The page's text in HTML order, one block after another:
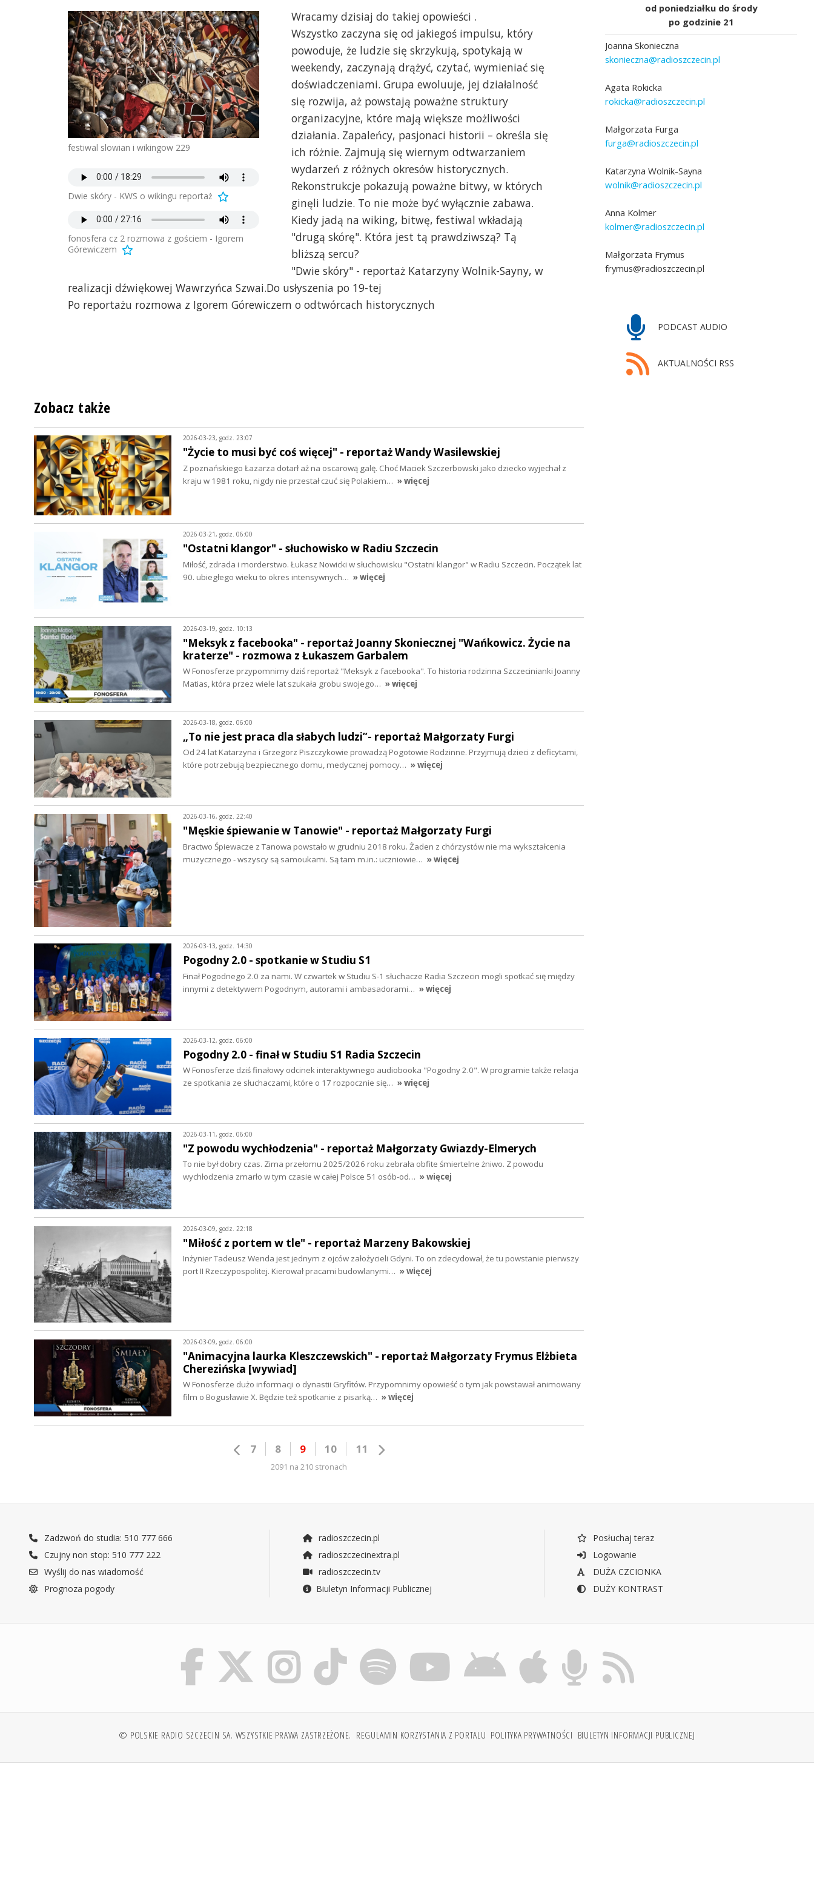
festiwal slowian i wikingow 229
Dwie skóry - KWS o wikingu reportaż
fonosfera cz 2 rozmowa z gościem - Igorem
Górewiczem
Wracamy dzisiaj do takiej opowieści .
Wszystko zaczyna się od jakiegoś impulsu, który
powoduje, że ludzie się skrzykują, spotykają w
weekendy, zaczynają drążyć, czytać, wymieniać się
doświadczeniami. Grupa ewoluuje, jej działalność
się rozwija, aż powstają poważne struktury
organizacyjne, które mają większe możliwości
działania. Zapaleńcy, pasjonaci historii – określa się
ich różnie. Zajmują się wiernym odtwarzaniem
wydarzeń z różnych okresów historycznych.
Rekonstrukcje pokazują poważne bitwy, w których
ginęli ludzie. To nie może być wyłącznie zabawa.
Kiedy jadą na wiking, bitwę, festiwal wkładają
"drugą skórę". Która jest tą prawdziwszą? Tą
bliższą sercu?
"Dwie skóry" - reportaż Katarzyny Wolnik-Sayny, w
realizacji dźwiękowej Wawrzyńca Szwai.Do usłyszenia po 19-tej
Po reportażu rozmowa z Igorem Górewiczem o odtwórcach historycznych
od poniedziałku do środy
po godzinie 21
Joanna Skonieczna
skonieczna@radioszczecin.pl
Agata Rokicka
rokicka@radioszczecin.pl
Małgorzata Furga
furga@radioszczecin.pl
Katarzyna Wolnik-Sayna
wolnik@radioszczecin.pl
Anna Kolmer
kolmer@radioszczecin.pl
Małgorzata Frymus
frymus@radioszczecin.pl
PODCAST AUDIO
AKTUALNOŚCI RSS
Zobacz także
2026-03-23, godz. 23:07
"Życie to musi być coś więcej" - reportaż Wandy Wasilewskiej
Z poznańskiego Łazarza dotarł aż na oscarową galę. Choć Maciek Szczerbowski jako dziecko wyjechał z
kraju w 1981 roku, nigdy nie przestał czuć się Polakiem… » więcej
2026-03-21, godz. 06:00
"Ostatni klangor" - słuchowisko w Radiu Szczecin
Miłość, zdrada i morderstwo. Łukasz Nowicki w słuchowisku "Ostatni klangor" w Radiu Szczecin. Początek lat
90. ubiegłego wieku to okres intensywnych… » więcej
2026-03-19, godz. 10:13
"Meksyk z facebooka" - reportaż Joanny Skoniecznej "Wańkowicz. Życie na
kraterze" - rozmowa z Łukaszem Garbalem
W Fonosferze przypomnimy dziś reportaż "Meksyk z facebooka". To historia rodzinna Szczecinianki Joanny
Matias, która przez wiele lat szukała grobu swojego… » więcej
2026-03-18, godz. 06:00
„To nie jest praca dla słabych ludzi”- reportaż Małgorzaty Furgi
Od 24 lat Katarzyna i Grzegorz Piszczykowie prowadzą Pogotowie Rodzinne. Przyjmują dzieci z deficytami,
które potrzebują bezpiecznego domu, medycznej pomocy… » więcej
2026-03-16, godz. 22:40
"Męskie śpiewanie w Tanowie" - reportaż Małgorzaty Furgi
Bractwo Śpiewacze z Tanowa powstało w grudniu 2018 roku. Żaden z chórzystów nie ma wykształcenia
muzycznego - wszyscy są samoukami. Są tam m.in.: uczniowie… » więcej
2026-03-13, godz. 14:30
Pogodny 2.0 - spotkanie w Studiu S1
Finał Pogodnego 2.0 za nami. W czwartek w Studiu S-1 słuchacze Radia Szczecin mogli spotkać się między
innymi z detektywem Pogodnym, autorami i ambasadorami… » więcej
2026-03-12, godz. 06:00
Pogodny 2.0 - finał w Studiu S1 Radia Szczecin
W Fonosferze dziś finałowy odcinek interaktywnego audiobooka "Pogodny 2.0". W programie także relacja
ze spotkania ze słuchaczami, które o 17 rozpocznie się… » więcej
2026-03-11, godz. 06:00
"Z powodu wychłodzenia" - reportaż Małgorzaty Gwiazdy-Elmerych
To nie był dobry czas. Zima przełomu 2025/2026 roku zebrała obfite śmiertelne żniwo. Z powodu
wychłodzenia zmarło w tym czasie w całej Polsce 51 osób-od… » więcej
2026-03-09, godz. 22:18
"Miłość z portem w tle" - reportaż Marzeny Bakowskiej
Inżynier Tadeusz Wenda jest jednym z ojców założycieli Gdyni. To on zdecydował, że tu powstanie pierwszy
port II Rzeczypospolitej. Kierował pracami budowlanymi… » więcej
2026-03-09, godz. 06:00
"Animacyjna laurka Kleszczewskich" - reportaż Małgorzaty Frymus Elżbieta
Cherezińska [wywiad]
W Fonosferze dużo informacji o dynastii Gryfitów. Przypomnimy opowieść o tym jak powstawał animowany
film o Bogusławie X. Będzie też spotkanie z pisarką… » więcej
7 8 9 10 11
2091 na 210 stronach
Zadzwoń do studia: 510 777 666
Czujny non stop: 510 777 222
Wyślij do nas wiadomość
Prognoza pogody
radioszczecin.pl
radioszczecinextra.pl
radioszczecin.tv
Biuletyn Informacji Publicznej
Posłuchaj teraz
Logowanie
DUŻA CZCIONKA
DUŻY KONTRAST
© POLSKIE RADIO SZCZECIN SA. WSZYSTKIE PRAWA ZASTRZEŻONE. REGULAMIN KORZYSTANIA Z PORTALU POLITYKA PRYWATNOŚCI BIULETYN INFORMACJI PUBLICZNEJ